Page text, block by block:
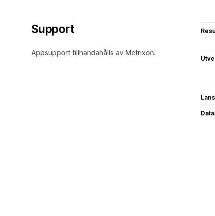
Support
Appsupport tillhandahålls av Metrixon.